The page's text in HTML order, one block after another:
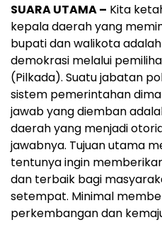
SUARA UTAMA – Kita
kepala daerah yang
bupati dan walikota
demokrasi melalui
(Pilkada). Suatu jabatan
sistem pemerintahan
jawab yang diemban
daerah yang menjadi
jawabnya. Tujuan utama
tentunya ingin
dan terbaik bagi
setempat. Minimal
perkembangan dan